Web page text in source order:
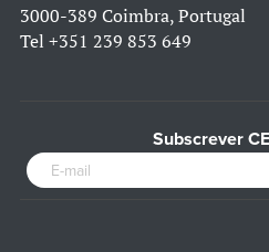
3000-389 Coimbra, Portugal
Tel +351 239 853 649
Subscrever